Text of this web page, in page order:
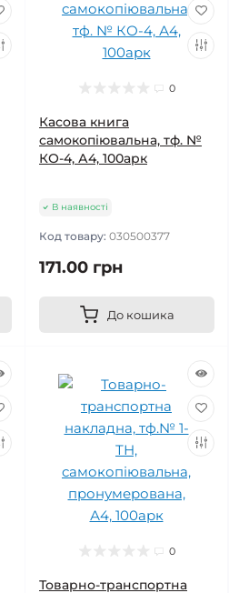
0
Касова книга
самокопіювальна, тф. №
КО-4, А4, 100арк
В наявності
Код товару: 030500377
171.00 грн
До кошика
0
Товарно-транспортна